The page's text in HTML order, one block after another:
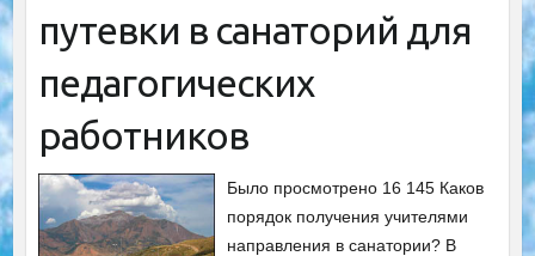
путевки в санаторий для
педагогических
работников
Было просмотрено 16 145 Каков
порядок получения учителями
направления в санатории? В